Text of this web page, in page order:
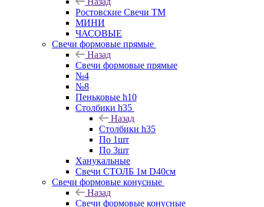
Ростовские Свечи ТМ
МИНИ
ЧАСОВЫЕ
Свечи формовые прямые
Назад
Свечи формовые прямые
№4
№8
Пеньковые h10
Столбики h35
Назад
Столбики h35
По 1шт
По 3шт
Ханукальные
Свечи СТОЛБ 1м D40см
Свечи формовые конусные
Назад
Свечи формовые конусные